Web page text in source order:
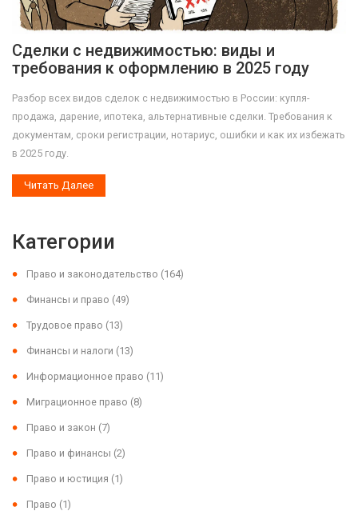
Сделки с недвижимостью: виды и
требования к оформлению в 2025 году
Разбор всех видов сделок с недвижимостью в России: купля-
продажа, дарение, ипотека, альтернативные сделки. Требования к
документам, сроки регистрации, нотариус, ошибки и как их избежать
в 2025 году.
Читать Далее
Категории
Право и законодательство (164)
Финансы и право (49)
Трудовое право (13)
Финансы и налоги (13)
Информационное право (11)
Миграционное право (8)
Право и закон (7)
Право и финансы (2)
Право и юстиция (1)
Право (1)